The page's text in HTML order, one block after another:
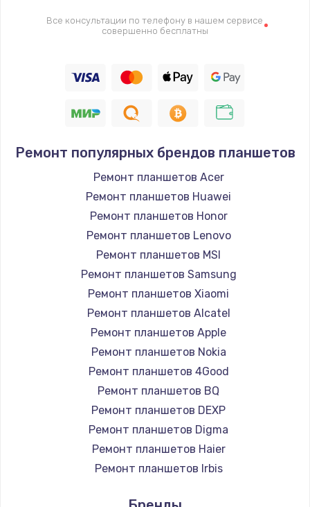
750 руб.
Заказать
Установка драйверов
725 руб.
Замена вебкамеры
Заказать
990 руб.
Заказать
Настройка Wi-Fi
1030 руб.
Заказать
Замена шим-контроллера
3900 руб.
Все консультации по телефону в нашем сервисе
совершенно бесплатны
Ремонт популярных брендов планшетов
Ремонт планшетов Acer
Ремонт планшетов Huawei
Ремонт планшетов Honor
Ремонт планшетов Lenovo
Ремонт планшетов MSI
Ремонт планшетов Samsung
Ремонт планшетов Xiaomi
Ремонт планшетов Alcatel
Ремонт планшетов Apple
Ремонт планшетов Nokia
Ремонт планшетов 4Good
Ремонт планшетов BQ
Ремонт планшетов DEXP
Ремонт планшетов Digma
Ремонт планшетов Haier
Ремонт планшетов Irbis